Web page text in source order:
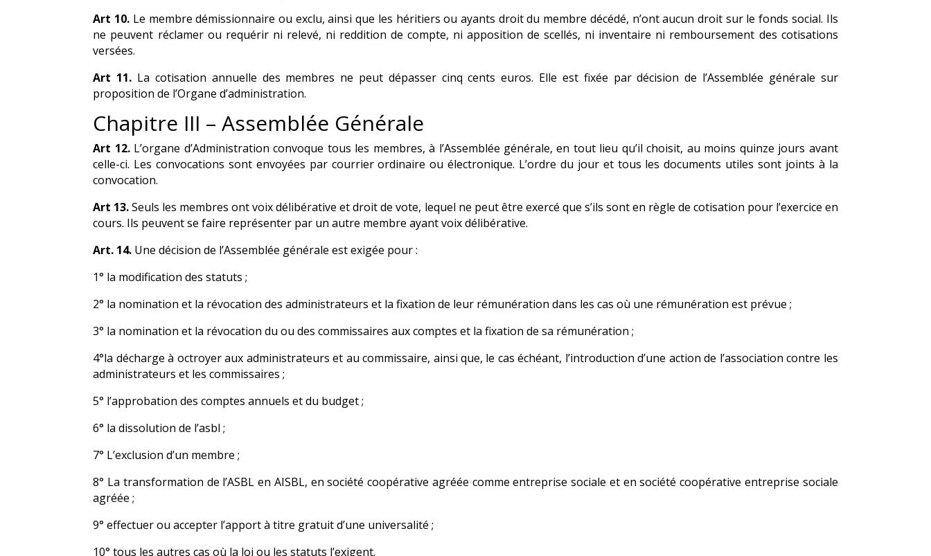
Art 10. Le membre démissionnaire ou exclu, ainsi que les héritiers ou ayants droit du membre décédé, n’ont aucun droit sur le fonds social. Ils
ne peuvent réclamer ou requérir ni relevé, ni reddition de compte, ni apposition de scellés, ni inventaire ni remboursement des cotisations
versées.
Art 11. La cotisation annuelle des membres ne peut dépasser cinq cents euros. Elle est fixée par décision de l’Assemblée générale sur
proposition de l’Organe d’administration.
Chapitre III – Assemblée Générale
Art 12.L’organe d’Administration convoque tous les membres, à l’Assemblée générale, en tout lieu qu’il choisit, au moins quinze jours avant
celle-ci. Les convocations sont envoyées par courrier ordinaire ou électronique. L’ordre du jour et tous les documents utiles sont joints à la
convocation.
Art 13.Seuls les membres ont voix délibérative et droit de vote, lequel ne peut être exercé que s’ils sont en règle de cotisation pour l’exercice en
cours. Ils peuvent se faire représenter par un autre membre ayant voix délibérative.
Art. 14. Une décision de l’Assemblée générale est exigée pour :
1° la modification des statuts ;
2° la nomination et la révocation des administrateurs et la fixation de leur rémunération dans les cas où une rémunération est prévue ;
3° la nomination et la révocation du ou des commissaires aux comptes et la fixation de sa rémunération ;
4°la décharge à octroyer aux administrateurs et au commissaire, ainsi que, le cas échéant, l’introduction d’une action de l’association contre les
administrateurs et les commissaires ;
5° l’approbation des comptes annuels et du budget ;
6° la dissolution de l’asbl ;
7° L’exclusion d’un membre ;
8° La transformation de l’ASBL en AISBL, en société coopérative agréée comme entreprise sociale et en société coopérative entreprise sociale
agréée ;
9° effectuer ou accepter l’apport à titre gratuit d’une universalité ;
10° tous les autres cas où la loi ou les statuts l’exigent.